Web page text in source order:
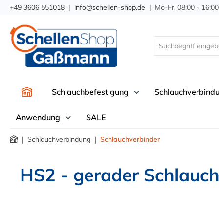
Zur Hauptnavigation springen
+49 3606 551018 | info@schellen-shop.de | Mo-Fr, 08:00 -
Schlauchbefestigung
Anwendung SALE
| Schlauchverbindung | Schlauchverbinder
HS2 - gerader